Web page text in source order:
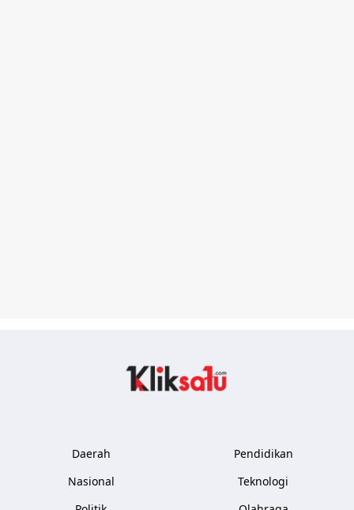
Daerah
Nasional
Pendidikan
Teknologi